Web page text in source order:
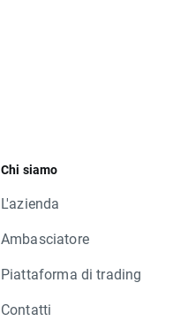
Chi siamo
L'azienda
Ambasciatore
Piattaforma di trading
Contatti